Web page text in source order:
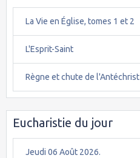
La Vie en Église, tomes 1 et 2
L'Esprit-Saint
Règne et chute de l'Antéchrist
Eucharistie du jour
Jeudi 06 Août 2026.